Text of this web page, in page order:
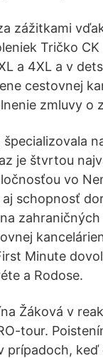
zážitkami
Tričko CK
a 4XL a v
cestovnej
zmluvy o
je štvrtou
vo
schopnosť
Minute
a Rodose.
Žáková v
tour.
prípadoch,